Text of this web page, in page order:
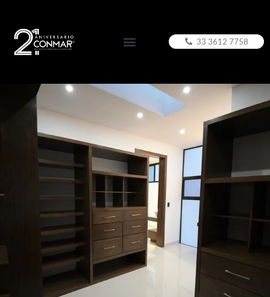
33 3612 7758